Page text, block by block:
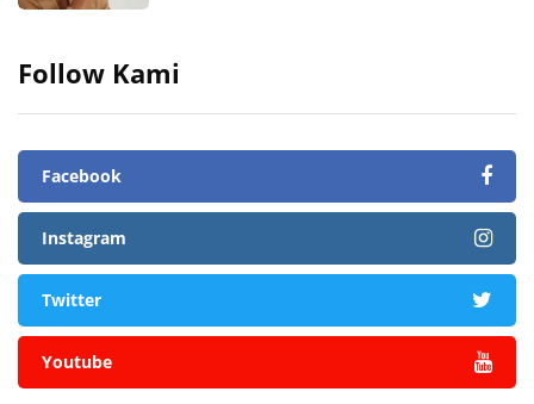
Follow Kami
Facebook
Instagram
Twitter
Youtube